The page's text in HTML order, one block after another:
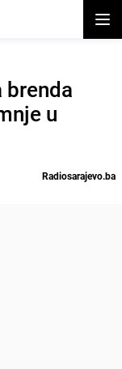
u
Radiosarajevo.ba